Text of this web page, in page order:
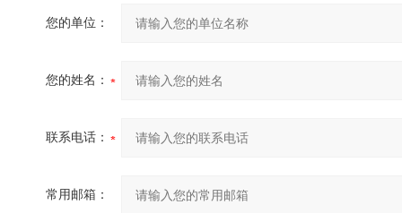
您的单位：
您的姓名：
联系电话：
常用邮箱：